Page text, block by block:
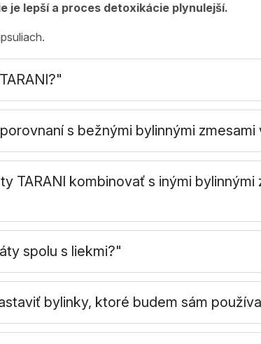
je lepší a proces detoxikácie plynulejší.
s bežnými bylinnými zmesami
TARANI kombinovať s inými
spolu s liekmi?"
bylinky, ktoré budem sám